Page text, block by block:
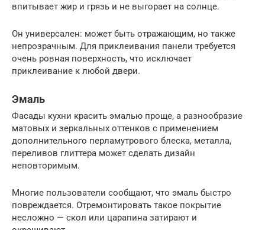
впитывает жир и грязь и не выгорает на солнце.
Он универсален: может быть отражающим, но также
непрозрачным. Для приклеивания панели требуется
очень ровная поверхность, что исключает
приклеивание к любой двери.
Эмаль
Фасады кухни красить эмалью проще, а разнообразие
матовых и зеркальных оттенков с применением
дополнительного перламутрового блеска, металла,
переливов глиттера может сделать дизайн
неповторимым.
Многие пользователи сообщают, что эмаль быстро
повреждается. Отремонтировать такое покрытие
несложно — скол или царапина затирают и